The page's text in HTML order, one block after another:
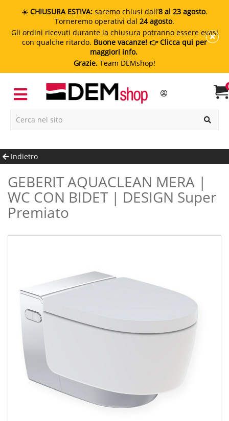
☀️ CHIUSURA ESTIVA: saremo chiusi dall’8 al 23 agosto.
Torneremo operativi dal 24 agosto.
Gli ordini ricevuti durante la chiusura potranno essere evasi
con qualche ritardo. Buone vacanze! 👉 Clicca qui per
maggiori info.
Grazie. Team DEMshop!
Indietro
GEBERIT AQUACLEAN MERA |
WC CON BIDET | DESIGN Super
Premiato